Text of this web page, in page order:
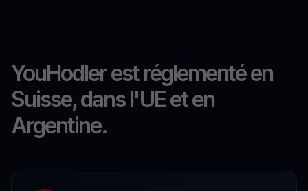
YouHodler est réglementé en
Suisse, dans l'UE et en
Argentine.